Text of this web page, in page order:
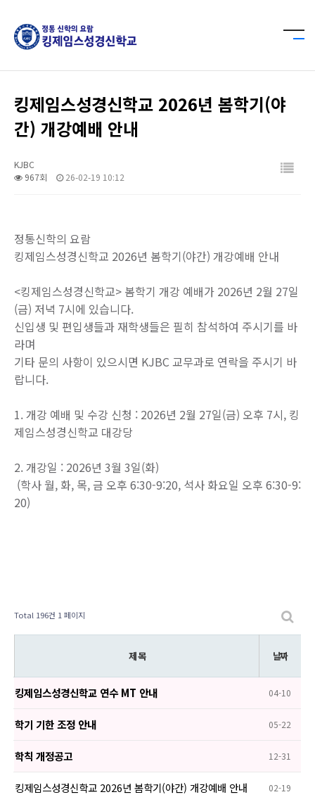
킹제임스성경신학교 2026년 봄학기(야
간) 개강예배 안내
KJBC
967회
26-02-19 10:12
정통신학의 요람
킹제임스성경신학교 2026년 봄학기(야간) 개강예배 안내
<킹제임스성경신학교> 봄학기 개강 예배가 2026년 2월 27일
(금) 저녁 7시에 있습니다.
신입생 및 편입생들과 재학생들은 필히 참석하여 주시기를 바
라며
기타 문의 사항이 있으시면 KJBC 교무과로 연락을 주시기 바
랍니다.
1. 개강 예배 및 수강 신청 : 2026년 2월 27일(금) 오후 7시, 킹
제임스성경신학교 대강당
2. 개강일 : 2026년 3월 3일(화)
(학사 월, 화, 목, 금 오후 6:30-9:20, 석사 화요일 오후 6:30-9:
20)
Total 196건 1 페이지
제 목 날짜
킹제임스성경신학교 연수 MT 안내 04-10
학기 기한 조정 안내 05-22
학칙 개정공고 12-31
킹제임스성경신학교 2026년 봄학기(야간) 개강예배 안내 02-19